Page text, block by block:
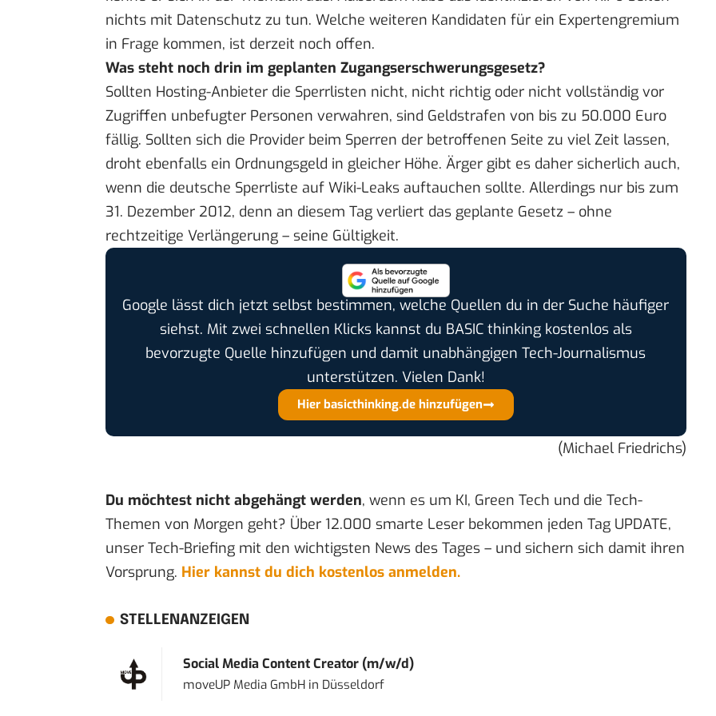
nichts mit Datenschutz zu tun. Welche weiteren Kandidaten für ein Expertengremium
in Frage kommen, ist derzeit noch offen.
Was steht noch drin im geplanten Zugangserschwerungsgesetz?
Sollten Hosting-Anbieter die Sperrlisten nicht, nicht richtig oder nicht vollständig vor
Zugriffen unbefugter Personen verwahren, sind Geldstrafen von bis zu 50.000 Euro
fällig. Sollten sich die Provider beim Sperren der betroffenen Seite zu viel Zeit lassen,
droht ebenfalls ein Ordnungsgeld in gleicher Höhe. Ärger gibt es daher sicherlich auch,
wenn die deutsche Sperrliste auf Wiki-Leaks auftauchen sollte. Allerdings nur bis zum
31. Dezember 2012, denn an diesem Tag verliert das geplante Gesetz – ohne
rechtzeitige Verlängerung – seine Gültigkeit.
Google lässt dich jetzt selbst bestimmen, welche Quellen du in der Suche häufiger
siehst. Mit zwei schnellen Klicks kannst du BASIC thinking kostenlos als
bevorzugte Quelle hinzufügen und damit unabhängigen Tech-Journalismus
unterstützen. Vielen Dank!
Hier basicthinking.de hinzufügen
(Michael Friedrichs)
Du möchtest nicht abgehängt werden, wenn es um KI, Green Tech und die Tech-
Themen von Morgen geht? Über 12.000 smarte Leser bekommen jeden Tag UPDATE,
unser Tech-Briefing mit den wichtigsten News des Tages – und sichern sich damit ihren
Vorsprung. Hier kannst du dich kostenlos anmelden.
STELLENANZEIGEN
Social Media Content Creator (m/w/d)
moveUP Media GmbHin Düsseldorf